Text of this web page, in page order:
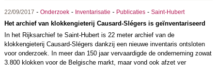
22/09/2017 - Onderzoek- Inventarisatie - Publicaties- Saint-Hubert
Het archief van klokkengieterij Causard-Slégers is geïnventariseerd
In het Rijksarchief te Saint-Hubert is 22 meter archief van de
klokkengieterij Causard-Slégers dankzij een nieuwe inventaris ontsloten
voor onderzoek. In meer dan 150 jaar vervaardigde de onderneming zowat
3.800 klokken voor de Belgische markt, maar vond ook afzet ver